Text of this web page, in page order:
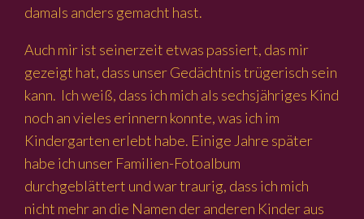
damals anders gemacht hast.
Auch mir ist seinerzeit etwas passiert, das mir
gezeigt hat, dass unser Gedächtnis trügerisch sein
kann. Ich weiß, dass ich mich als sechsjähriges Kind
noch an vieles erinnern konnte, was ich im
Kindergarten erlebt habe. Einige Jahre später
habe ich unser Familien-Fotoalbum
durchgeblättert und war traurig, dass ich mich
nicht mehr an die Namen der anderen Kinder aus